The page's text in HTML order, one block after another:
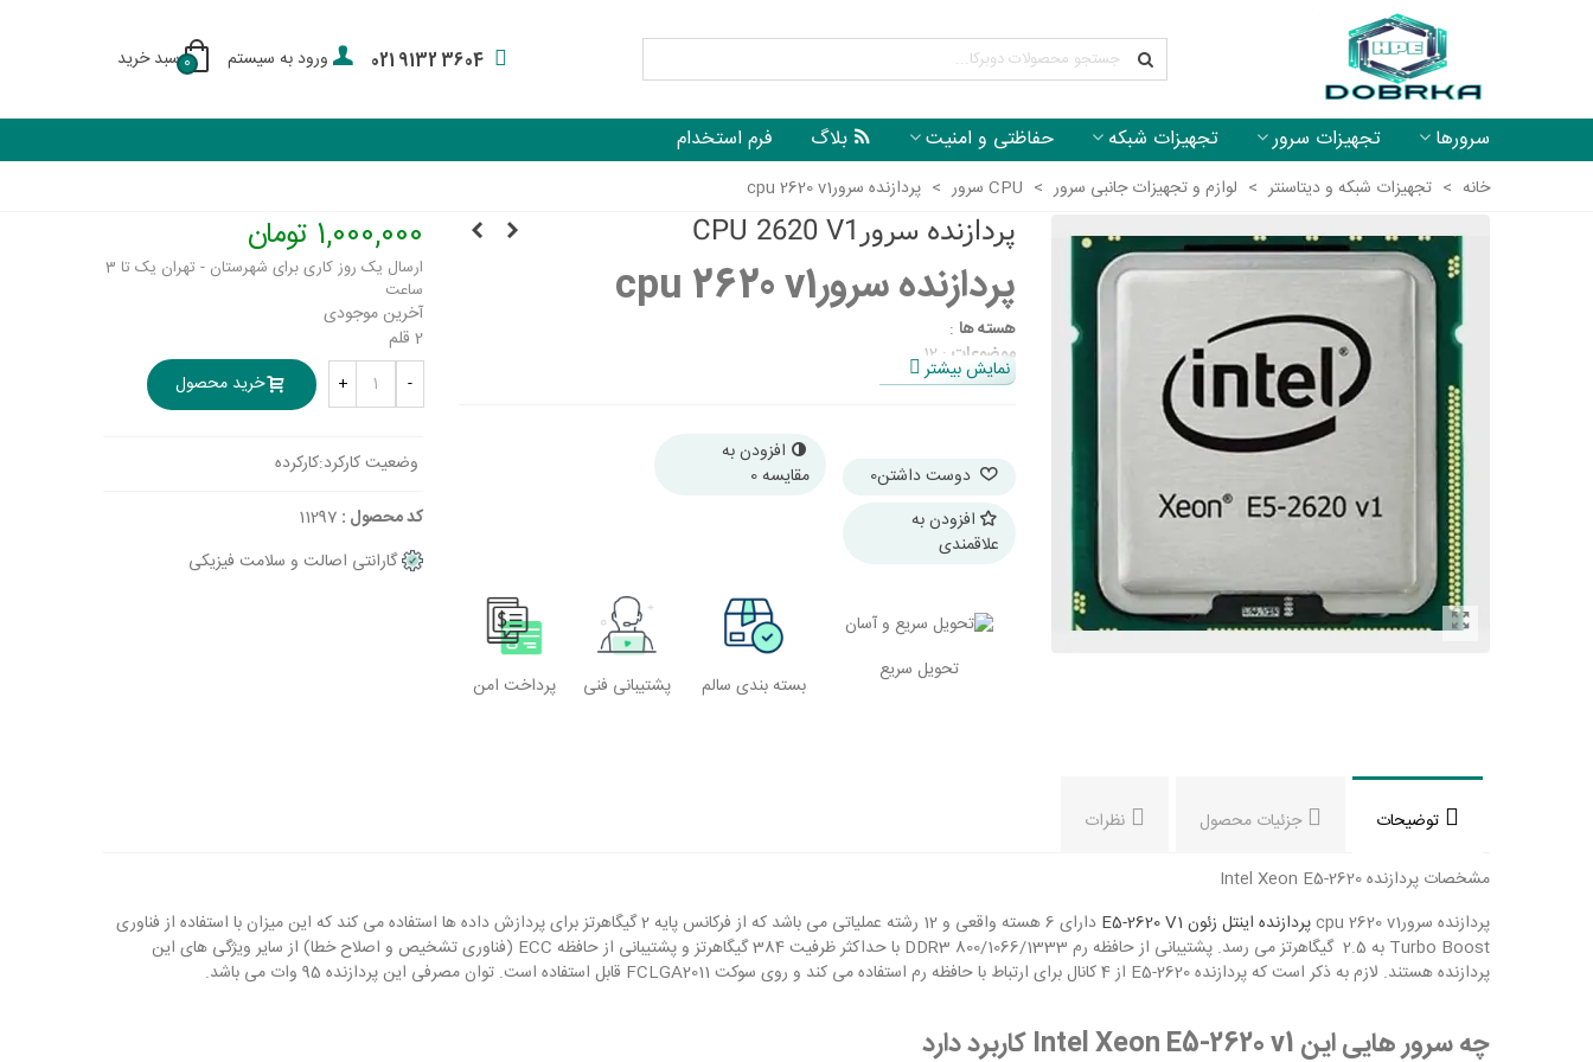
021 9132 3604 ورود به سیستم 0سبد خرید
سرورها تجهیزات سرور تجهیزات شبکه حفاظتی و امنیت بلاگ فرم استخدام
خانه > تجهیزات شبکه و دیتاسنتر > لوازم و تجهیزات جانبی سرور > CPU سرور > پردازنده سرورcpu 2620 v1
پردازنده سرورCPU 2620 V1
پردازنده سرورcpu 2620 v1
هسته ها :
موضوعات: 12
سرعت ساعت پایه: 2.
حافظه پشتیبانی شده: DDR
سوکت
خطوط PCI Express
وری انرژی دارند، مانند میزبانی وب، مجازی سازی و غیره استفاده میشود.
نمایش بیشتر
دوست داشتن0
افزودن به
مقایسه0
افزودن به
علاقمندی
تحویل سریع
بسته بندی سالم پشتیبانی فنی پرداخت امن
1,000,000 تومان
ارسال یک روز کاری برای شهرستان - تهران یک تا 3
ساعت
آخرین موجودی
2 قلم
-
+ خرید محصول
وضعیت کارکرد:کارکرده
کد محصول : 11297
گارانتی اصالت و سلامت فیزیکی
توضیحات جزئیات محصول نظرات
مشخصات پردازنده Intel Xeon E5-2620
پردازنده سرورcpu 2620 v1
پردازنده اینتل زئون E5-2620 V1
دارای 6 هسته واقعی و 12 رشته عملیاتی می باشد که از فرکانس پایه 2 گیگاهرتز برای پردازش داده ها استفاده می کند که این میزان با استفاده از فناوری
Turbo Boost به 2.5 گیگاهرتز می رسد. پشتیبانی از حافظه رم DDR3 800/1066/1333 با حداکثر ظرفیت 384 گیگاهرتز و پشتیبانی از حافظه ECC (فناوری تشخیص و اصلاح خطا) از سایر ویژگی های این
پردازنده هستند. لازم به ذکر است که پردازنده E5-2620 از 4 کانال برای ارتباط با حافظه رم استفاده می کند و روی سوکت FCLGA2011 قابل استفاده است. توان مصرفی این پردازنده 95 وات می باشد.
چه سرور هایی این Intel Xeon E5-2620 v1 کاربرد دارد